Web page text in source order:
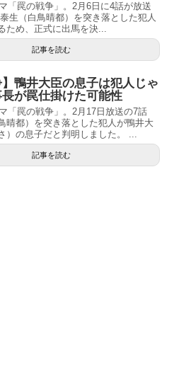
「罠の戦争」。2月6日に4話が放送
生（白鳥晴都）を突き落とした犯人
ため、正式に出馬を決...
記事を読む
】鴨井大臣の息子は犯人じゃ
が罠仕掛けた可能性
「罠の戦争」。2月17日放送の7話
晴都）を突き落とした犯人が鴨井大
）の息子だと判明しました。 ...
記事を読む